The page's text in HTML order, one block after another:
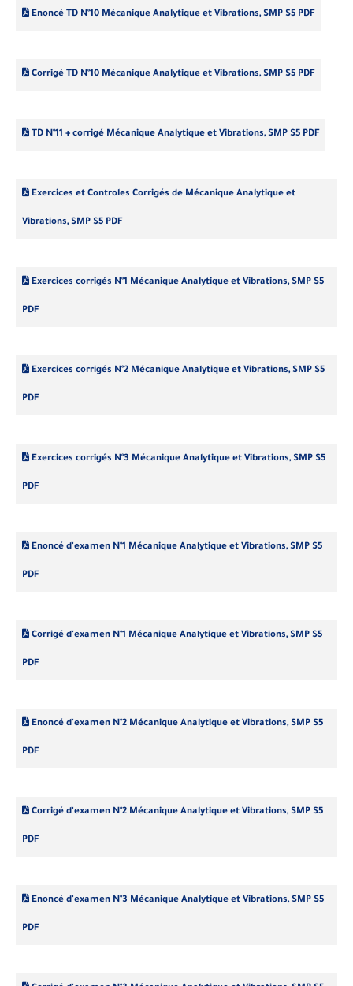
Enoncé TD N°10 Mécanique Analytique et Vibrations, SMP S5 PDF
Corrigé TD N°10 Mécanique Analytique et Vibrations, SMP S5 PDF
TD N°11 + corrigé Mécanique Analytique et Vibrations, SMP S5 PDF
Exercices et Controles Corrigés de Mécanique Analytique et
Vibrations, SMP S5 PDF
Exercices corrigés N°1 Mécanique Analytique et Vibrations, SMP S5
PDF
Exercices corrigés N°2 Mécanique Analytique et Vibrations, SMP S5
PDF
Exercices corrigés N°3 Mécanique Analytique et Vibrations, SMP S5
PDF
Enoncé d'examen N°1 Mécanique Analytique et Vibrations, SMP S5
PDF
Corrigé d'examen N°1 Mécanique Analytique et Vibrations, SMP S5
PDF
Enoncé d'examen N°2 Mécanique Analytique et Vibrations, SMP S5
PDF
Corrigé d'examen N°2 Mécanique Analytique et Vibrations, SMP S5
PDF
Enoncé d'examen N°3 Mécanique Analytique et Vibrations, SMP S5
PDF